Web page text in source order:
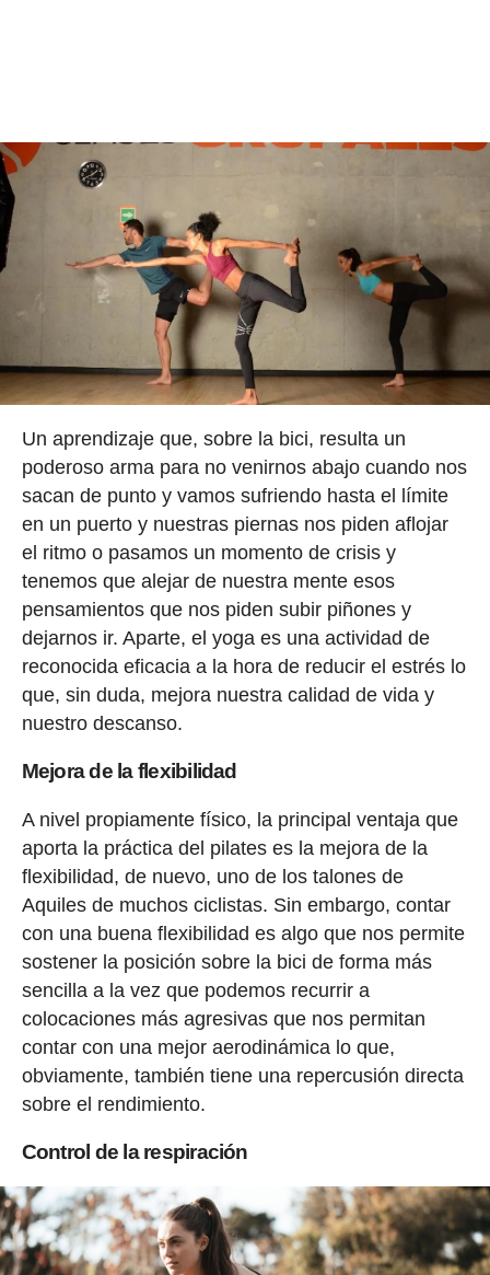
Un aprendizaje que, sobre la bici, resulta un
poderoso arma para no venirnos abajo cuando nos
sacan de punto y vamos sufriendo hasta el límite
en un puerto y nuestras piernas nos piden aflojar
el ritmo o pasamos un momento de crisis y
tenemos que alejar de nuestra mente esos
pensamientos que nos piden subir piñones y
dejarnos ir. Aparte, el yoga es una actividad de
reconocida eficacia a la hora de reducir el estrés lo
que, sin duda, mejora nuestra calidad de vida y
nuestro descanso.
Mejora de la flexibilidad
A nivel propiamente físico, la principal ventaja que
aporta la práctica del pilates es la mejora de la
flexibilidad, de nuevo, uno de los talones de
Aquiles de muchos ciclistas. Sin embargo, contar
con una buena flexibilidad es algo que nos permite
sostener la posición sobre la bici de forma más
sencilla a la vez que podemos recurrir a
colocaciones más agresivas que nos permitan
contar con una mejor aerodinámica lo que,
obviamente, también tiene una repercusión directa
sobre el rendimiento.
Control de la respiración